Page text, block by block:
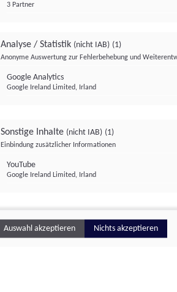
3 Partner
Analyse / Statistik (nicht IAB) (1)
Anonyme Auswertung zur Fehlerbehebung und
Google Analytics
Google Ireland Limited, Irland
Sonstige Inhalte (nicht IAB) (1)
Einbindung zusätzlicher Informationen
YouTube
Google Ireland Limited, Irland
Auswahl akzeptieren Nichts akzeptieren